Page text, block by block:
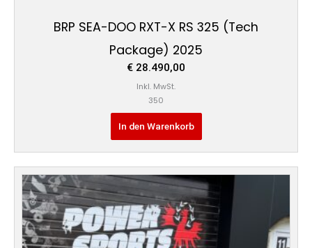
BRP SEA-DOO RXT-X RS 325 (Tech
Package) 2025
€ 28.490,00
Inkl. MwSt.
350
In den Warenkorb